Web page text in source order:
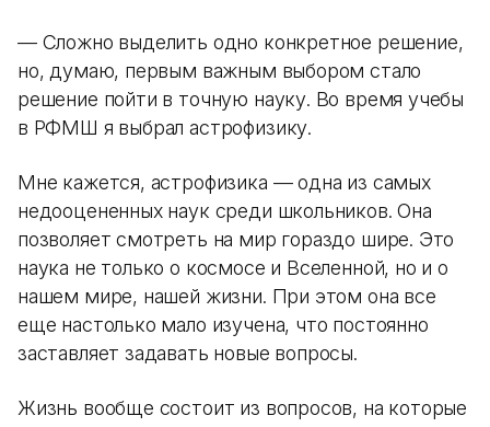
— Сложно выделить одно конкретное решение,
но, думаю, первым важным выбором стало
решение пойти в точную науку. Во время учебы
в РФМШ я выбрал астрофизику.
Мне кажется, астрофизика — одна из самых
недооцененных наук среди школьников. Она
позволяет смотреть на мир гораздо шире. Это
наука не только о космосе и Вселенной, но и о
нашем мире, нашей жизни. При этом она все
еще настолько мало изучена, что постоянно
заставляет задавать новые вопросы.
Жизнь вообще состоит из вопросов, на которые